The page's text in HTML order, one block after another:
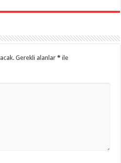
Gerekli alanlar* ile